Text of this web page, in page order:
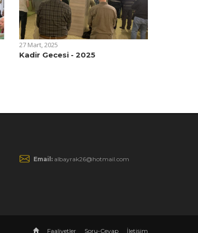
27 Mart, 2025
Kadir Gecesi - 2025
Email: albayrak26@hotmail.com
Faaliyetler Soru-Cevap İletişim